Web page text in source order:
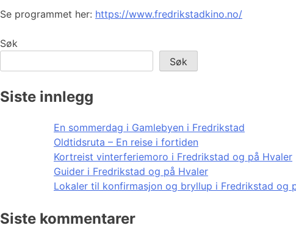
Se programmet her: https://www.fredrikstadkino.no/
Søk
Søk
Siste innlegg
En sommerdag i Gamlebyen i Fredrikstad
Oldtidsruta – En reise i fortiden
Kortreist vinterferiemoro i Fredrikstad og på Hvaler
Guider i Fredrikstad og på Hvaler
Lokaler til konfirmasjon og bryllup i Fredrikstad og
Siste kommentarer